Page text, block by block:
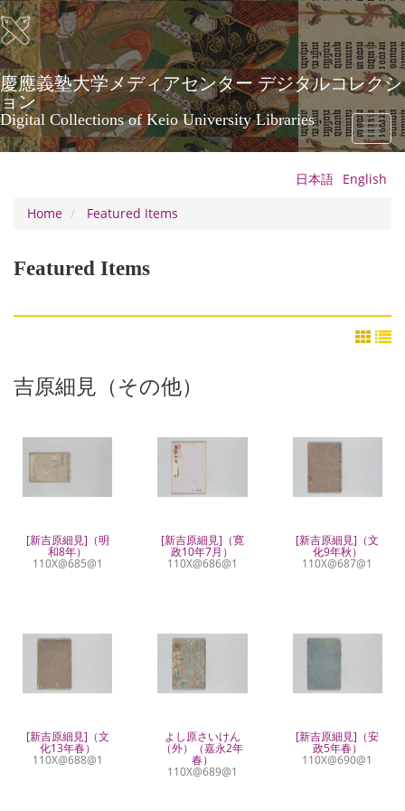
Skip
to
main
content
慶應義塾大学メディアセンター デジタルコレクシ
ョン
Digital Collections of Keio University Libraries
Toggle
日本語 English
Home
Featured Items
Featured Items
吉原細見（その他）
[新吉原細見]（明
和8年）
110X@685@1
[新吉原細見]（寛
政10年7月）
110X@686@1
[新吉原細見]（文
化9年秋）
110X@687@1
[新吉原細見]（文
化13年春）
110X@688@1
よし原さいけん
（外）（嘉永2年
春）
110X@689@1
[新吉原細見]（安
政5年春）
110X@690@1